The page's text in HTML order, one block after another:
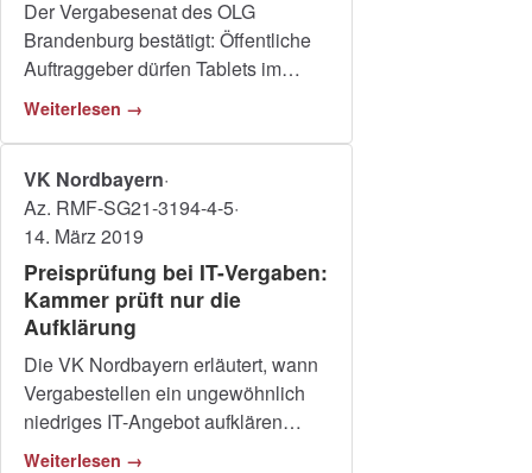
Der Vergabesenat des OLG
Brandenburg bestätigt: Öffentliche
Auftraggeber dürfen Tablets im
Digitalpakt Schule
Weiterlesen →
VK Nordbayern·
Az. RMF-SG21-3194-4-5·
14. März 2019
Preisprüfung bei IT-Vergaben:
Kammer prüft nur die
Aufklärung
Die VK Nordbayern erläutert, wann
Vergabestellen ein ungewöhnlich
niedriges IT-Angebot aufklären
müssen und wie weit die
Weiterlesen →